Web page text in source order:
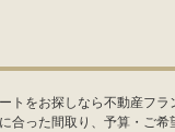
トをお探しなら不動産フ
合った間取り、予算・ご